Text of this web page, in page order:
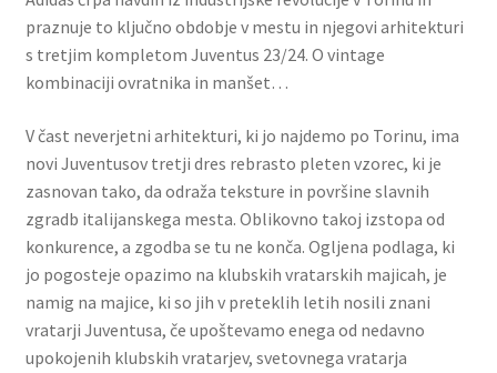
praznuje to ključno obdobje v mestu in njegovi arhitekturi
s tretjim kompletom Juventus 23/24. O vintage
kombinaciji ovratnika in manšet…
V čast neverjetni arhitekturi, ki jo najdemo po Torinu, ima
novi Juventusov tretji dres rebrasto pleten vzorec, ki je
zasnovan tako, da odraža teksture in površine slavnih
zgradb italijanskega mesta. Oblikovno takoj izstopa od
konkurence, a zgodba se tu ne konča. Ogljena podlaga, ki
jo pogosteje opazimo na klubskih vratarskih majicah, je
namig na majice, ki so jih v preteklih letih nosili znani
vratarji Juventusa, če upoštevamo enega od nedavno
upokojenih klubskih vratarjev, svetovnega vratarja